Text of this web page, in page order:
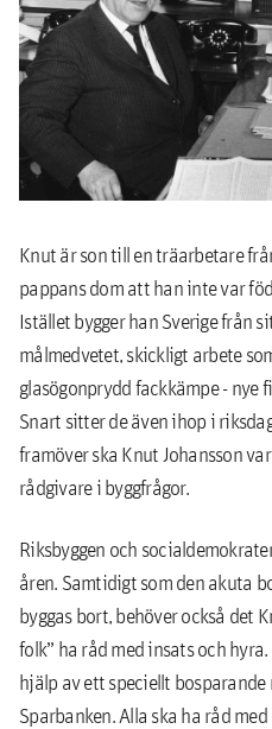
Knut är son till en träarbetare
pappans dom att han inte var
Istället bygger han Sverige från
målmedvetet, skickligt arbete
glasögonprydd fackkämpe - nye
Snart sitter de även ihop i
framöver ska Knut Johansson
rådgivare i byggfrågor.
Riksbyggen och
åren. Samtidigt som den akuta
byggas bort, behöver också det
folk” ha råd med insats och
hjälp av ett speciellt
Sparbanken. Alla ska ha råd